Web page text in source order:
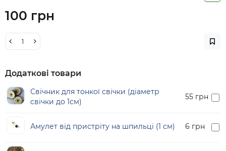
100 грн
Додаткові товари
Свічник для тонкої свічки (діаметр
свічки до 1см)
55 грн
Амулет від пристріту на шпильці (1 см) 6 грн